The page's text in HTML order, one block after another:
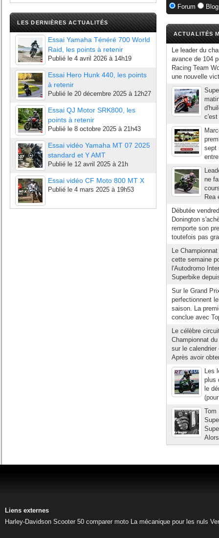
LES DERNIÈRES ACTUALITÉS
Essai Yamaha Ténéré 700 World
Raid, les points à retenir
Publié le 4 avril 2026 à 14h19
Essai Hero Hunk 440, les points
à retenir
Publié le 20 décembre 2025 à 12h27
Essai QJ Motor SRK800, les
points à retenir
Publié le 8 octobre 2025 à 21h43
Essai vidéo Yamaha MT 07 2025
standard et Y AMT
Publié le 12 avril 2025 à 21h
Essai vidéo CF Moto 800 MT X
Publié le 4 mars 2025 à 19h53
Forum
ACTUALITÉS
Le leader du
avance de 104
Racing Team
une nouvelle
c'est
sept
ne
Rea
Débutée
Donington
remporte son
toutefois pas
Le
cette semaine
l'Autodromo
Superbike
Sur le Grand
perfectionnent
saison. La
conclue avec
Le célèbre
Championnat
sur le
Après avoir
Les
plus
le
Tom
Liens externes
Harley-Davidson Scooter 50 comparer moto La mécanique pour les nuls